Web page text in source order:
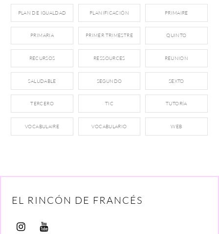
PLAN DE IGUALDAD PLANIFICACIÓN PRIMAIRE
PRIMARIA PRIMER TRIMESTRE QUINTO
RECURSOS RESSOURCES REUNION
SALUDABLE SEGUNDO SEXTO
TERCERO TIC TUTORÍA
VOCABULAIRE VOCABULARIO WEB
EL RINCÓN DE FRANCÉS